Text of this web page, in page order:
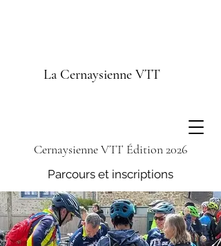
La Cernaysienne VTT
Cernaysienne VTT Édition 2026
Parcours et inscriptions